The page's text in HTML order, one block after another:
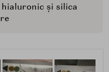
hialuronic și silica